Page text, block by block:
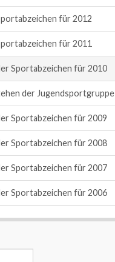
für 2012
für 2011
Sportabzeichen für 2010
der Jugendsportgruppe
Sportabzeichen für 2009
Sportabzeichen für 2008
Sportabzeichen für 2007
Sportabzeichen für 2006